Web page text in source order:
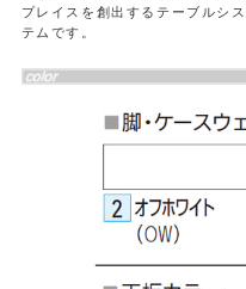
プレイスを創出するテーブルシス
テムです。